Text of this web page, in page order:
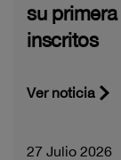
su
inscritos
Ver noticia
27 Julio 2026